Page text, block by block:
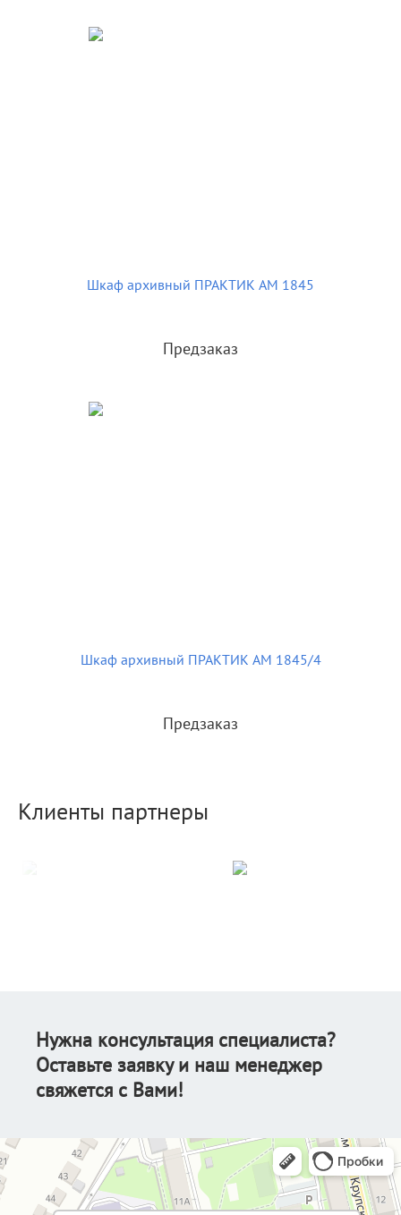
Шкаф архивный ПРАКТИК AM 1845
Предзаказ
Шкаф архивный ПРАКТИК AM 1845/4
Предзаказ
Клиенты партнеры
Нужна консультация специалиста?
Оставьте заявку и наш менеджер
свяжется с Вами!